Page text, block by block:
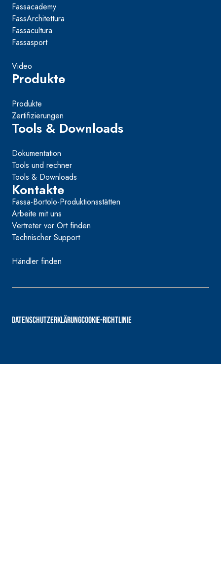
Fassacademy
FassArchitettura
Fassacultura
Fassasport
Video
Produkte
Produkte
Zertifizierungen
Tools & Downloads
Dokumentation
Tools und rechner
Tools & Downloads
Kontakte
Fassa-Bortolo-Produktionsstätten
Arbeite mit uns
Vertreter vor Ort finden
Technischer Support
Händler finden
DATENSCHUTZERKLÄRUNGCOOKIE-RICHTLINIE